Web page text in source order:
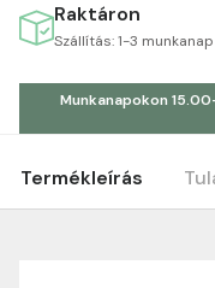
Raktáron
Szállítás: 1-3 munkanap
Munkanapokon
Termékleírás